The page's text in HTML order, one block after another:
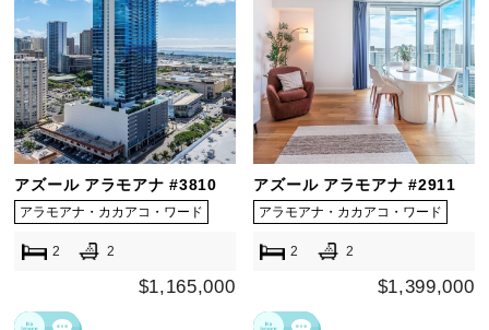
アズール アラモアナ #3810
アラモアナ・カカアコ・ワード
2 2
$1,165,000
アズール アラモアナ #2911
アラモアナ・カカアコ・ワード
2 2
$1,399,000